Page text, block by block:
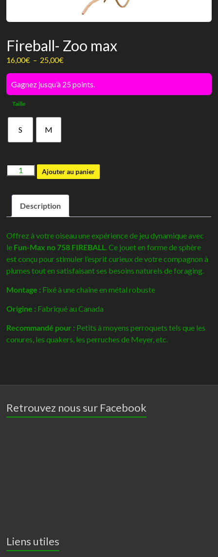
Fireball- Zoo max
16,00€ – 25,00€
de
prix :
16,00€
Gagnez jusqu’à 25 points.
Taille
S M
quantité
Fireball-
max
Ajouter au panier
Description
Offrez à votre oiseau une expérience de jeu dynamique avec
le Fun-Max no 758 FIREBALL .Ce jouet en forme de sphère
est conçu pour stimuler l’esprit curieux de votre compagnon à
plumes tout en satisfaisant ses besoins naturels de foraging.
Montage : Fixé à une chaîne en métal robuste
Origine : Fabriqué au Canada
Recommandé pour : Petits à moyens perroquets tels que les
conures, les quakers, les perruches de Meyer, etc.
Retrouvez nous sur Facebook
Liens utiles